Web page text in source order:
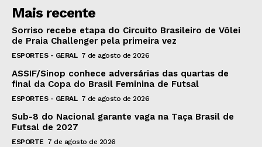
Mais recente
Sorriso recebe etapa do Circuito Brasileiro de Vôlei
de Praia Challenger pela primeira vez
ESPORTES - GERAL 7 de agosto de 2026
ASSIF/Sinop conhece adversárias das quartas de
final da Copa do Brasil Feminina de Futsal
ESPORTES - GERAL 7 de agosto de 2026
Sub-8 do Nacional garante vaga na Taça Brasil de
Futsal de 2027
ESPORTE 7 de agosto de 2026